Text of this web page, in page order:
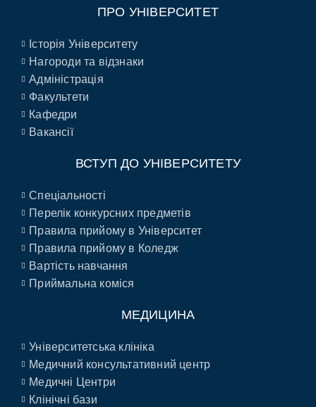
ПРО УНІВЕРСИТЕТ
Історія Університету
Нагороди та відзнаки
Адміністрація
Факультети
Кафедри
Вакансії
ВСТУП ДО УНІВЕРСИТЕТУ
Спеціальності
Перелік конкурсних предметів
Правила прийому в Університет
Правила прийому в Коледж
Вартість навчання
Приймальна коміся
МЕДИЦИНА
Університетська клініка
Медичний консультативний центр
Медичні Центри
Клінічні бази